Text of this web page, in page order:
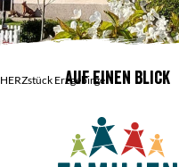
HERZstück ErzgebirgeAuf einen Blick